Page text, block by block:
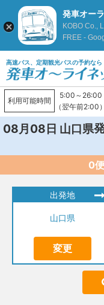
高速バス、定期観光バスの予約なら
利用可能時間
5:00～26:00
（翌午前2:00）
08月08日 山口県
0
出発地
山口県
変更
発車オー
KOBO Co.,
FREE -